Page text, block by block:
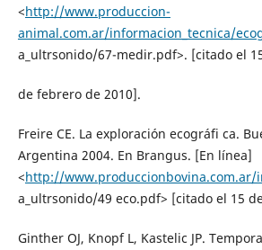
<http://www.produccion-
animal.com.ar/informacion_tecnica/
a_ultrsonido/67-medir.pdf>. [citado el
de febrero de 2010].
Freire CE. La exploración ecográfi ca.
Argentina 2004. En Brangus. [En línea]
<http://www.produccionbovina.com.ar/
a_ultrsonido/49 eco.pdf> [citado el 15
Ginther OJ, Knopf L, Kastelic JP.